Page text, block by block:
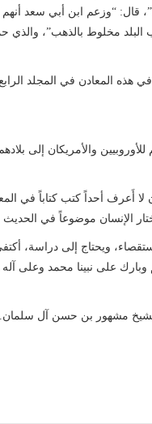
“وزعم ابن أبي سعد أنهم
مخلوط بالذهب”، والذي
والأمريكان إلى
لا أَعرف أحداً كتب كتاباً في
الإنسان موضوعاً في
ويحتاج إلى دراسة،
على نبينا محمد وعلى
مشهور بن حسن آل سلمان.